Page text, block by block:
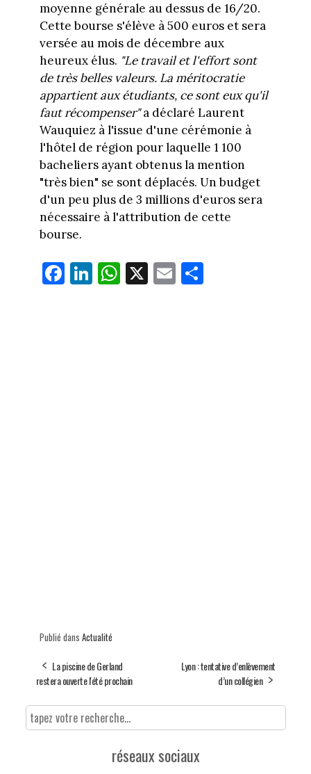
moyenne générale au dessus de 16/20.
Cette bourse s'élève à 500 euros et sera
versée au mois de décembre aux
heureux élus. "Le travail et l'effort sont
de très belles valeurs. La méritocratie
appartient aux étudiants, ce sont eux qu'il
faut récompenser"a déclaré Laurent
Wauquiez à l'issue d'une cérémonie à
l'hôtel de région pour laquelle 1 100
bacheliers ayant obtenus la mention
"très bien" se sont déplacés. Un budget
d'un peu plus de 3 millions d'euros sera
nécessaire à l'attribution de cette
bourse.
Fa
ce
Li
nk
W
ha
X E
m
Pa
rt
Publié dans Actualité
La piscine de Gerland
restera ouverte l'été prochain
Lyon : tentative d’enlèvement
d’un collégien
réseaux sociaux